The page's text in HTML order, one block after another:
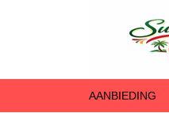
AANBIEDING